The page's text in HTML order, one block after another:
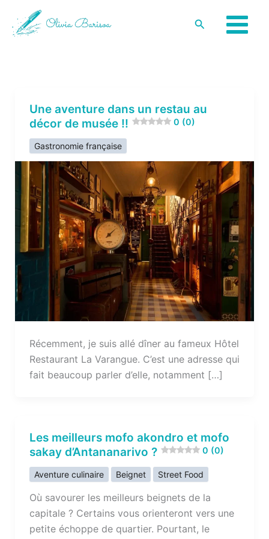
contenu
Rechercher
Une aventure dans un restau au
décor de musée !!
0 (0)
Gastronomie française
Récemment, je suis allé dîner au fameux Hôtel
Restaurant La Varangue. C’est une adresse qui
fait beaucoup parler d’elle, notamment […]
Les meilleurs mofo akondro et mofo
sakay d’Antananarivo ?
0 (0)
Aventure culinaire Beignet Street Food
Où savourer les meilleurs beignets de la
capitale ? Certains vous orienteront vers une
petite échoppe de quartier. Pourtant, le